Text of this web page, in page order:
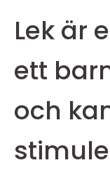
Lek är
ett
och